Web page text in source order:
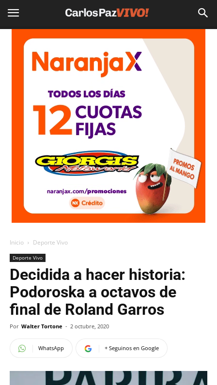
Inicio Deporte Vivo
Deporte Vivo
Decidida a hacer historia:
Podoroska a octavos de
final de Roland Garros
Por Walter Tortone - 2 octubre, 2020
WhatsApp + Seguinos en Google